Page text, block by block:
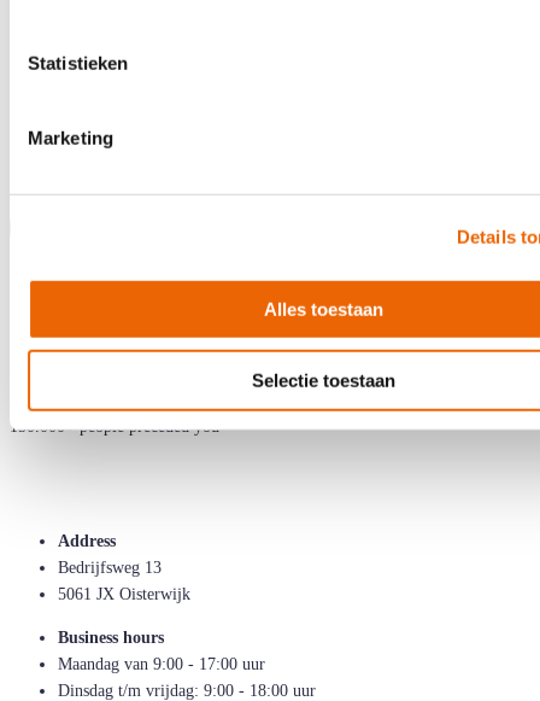
Statistieken
Marketing
Details
Alles toestaan
Selectie toestaan
150.000+ people preceded you
Address
Bedrijfsweg 13
5061 JX Oisterwijk
Business hours
Maandag van 9:00 - 17:00 uur
Dinsdag t/m vrijdag: 9:00 - 18:00 uur